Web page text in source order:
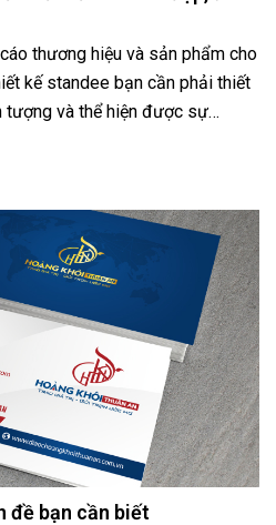
thương hiệu và sản phẩm cho
kế standee bạn cần phải thiết
và thể hiện được sự
của mình trên chiếc standee
In ấn Bình Dương sẽ đưa cho
với khách hàng cũng như đối
đề bạn cần biết